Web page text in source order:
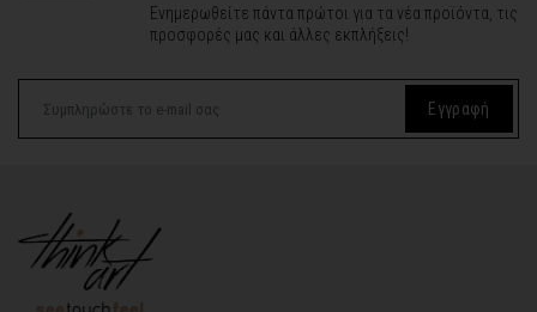
Ενημερωθείτε πάντα πρώτοι για τα νέα προϊόντα, τις
προσφορές μας και άλλες εκπλήξεις!
Εγγραφή